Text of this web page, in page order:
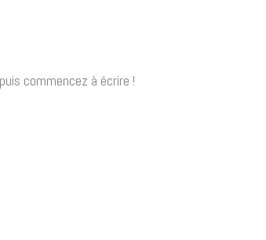
commencez à écrire !